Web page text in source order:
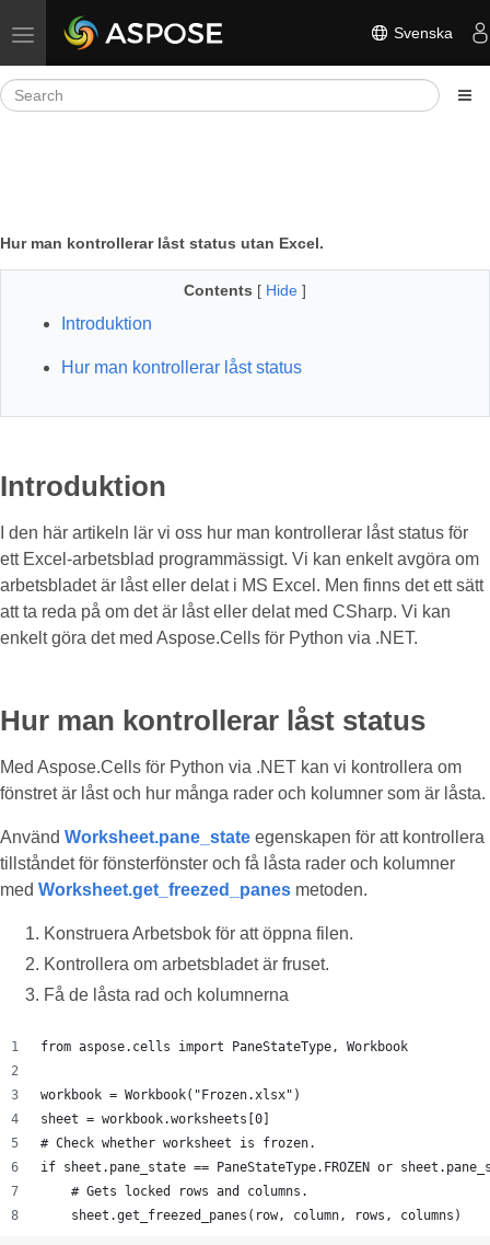
Toggle navigation Svenska
Hur man kontrollerar låst status utan Excel.
Contents [ Hide ]
Introduktion
Hur man kontrollerar låst status
Introduktion
I den här artikeln lär vi oss hur man kontrollerar låst status för
ett Excel-arbetsblad programmässigt. Vi kan enkelt avgöra om
arbetsbladet är låst eller delat i MS Excel. Men finns det ett sätt
att ta reda på om det är låst eller delat med CSharp. Vi kan
enkelt göra det med Aspose.Cells för Python via .NET.
Hur man kontrollerar låst status
Med Aspose.Cells för Python via .NET kan vi kontrollera om
fönstret är låst och hur många rader och kolumner som är låsta.
Använd Worksheet.pane_state egenskapen för att kontrollera
tillståndet för fönsterfönster och få låsta rader och kolumner
med Worksheet.get_freezed_panes metoden.
Konstruera Arbetsbok för att öppna filen.
Kontrollera om arbetsbladet är fruset.
Få de låsta rad och kolumnerna
from aspose.cells import PaneStateType, Workbook
workbook = Workbook("Frozen.xlsx")
sheet = workbook.worksheets[0]
# Check whether worksheet is frozen.
if sheet.pane_state == PaneStateType.FROZEN or
    # Gets locked rows and columns.
    sheet.get_freezed_panes(row, column, rows, columns)